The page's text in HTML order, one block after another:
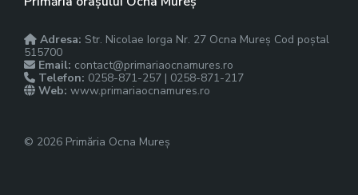
Adresa: Str. Nicolae Iorga Nr. 27 Ocna Mureș Cod poștal
515700
Email: contact@primariaocnamures.ro
Telefon: 0258-871-257 | 0258-871-217
Web: www.primariaocnamures.ro
© 2026 Primăria Ocna Mureș